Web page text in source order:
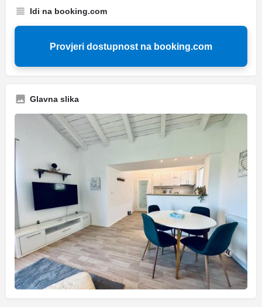
Idi na booking.com
Provjeri dostupnost na booking.com
Glavna slika